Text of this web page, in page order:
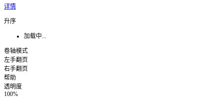
详情
升序
加载中...
卷轴模式
左手翻页
右手翻页
帮助
透明度
100%